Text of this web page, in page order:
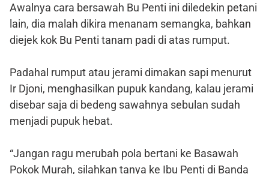
Awalnya cara bersawah Bu Penti ini diledekin petani
lain, dia malah dikira menanam semangka, bahkan
diejek kok Bu Penti tanam padi di atas rumput.
Padahal rumput atau jerami dimakan sapi menurut
Ir Djoni, menghasilkan pupuk kandang, kalau jerami
disebar saja di bedeng sawahnya sebulan sudah
menjadi pupuk hebat.
“Jangan ragu merubah pola bertani ke Basawah
Pokok Murah, silahkan tanya ke Ibu Penti di Banda